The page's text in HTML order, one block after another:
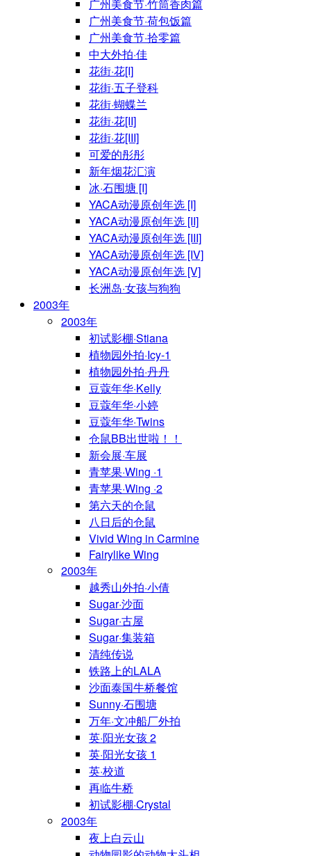
广州美食节·竹筒香肉篇
广州美食节·荷包饭篇
广州美食节·拾零篇
中大外拍·佳
花街·花[I]
花街·五子登科
花街·蝴蝶兰
花街·花[II]
花街·花[III]
可爱的彤彤
新年烟花汇演
冰·石围塘 [I]
YACA动漫原创年选 [I]
YACA动漫原创年选 [II]
YACA动漫原创年选 [III]
YACA动漫原创年选 [IV]
YACA动漫原创年选 [V]
长洲岛·女孩与狗狗
2003年
2003年
初试影棚·Stiana
植物园外拍·Icy-1
植物园外拍·丹丹
豆蔻年华·Kelly
豆蔻年华·小婷
豆蔻年华·Twins
仓鼠BB出世啦！！
新会展·车展
青苹果·Wing ·1
青苹果·Wing ·2
第六天的仓鼠
八日后的仓鼠
Vivid Wing in Carmine
Fairylike Wing
2003年
越秀山外拍·小倩
Sugar·沙面
Sugar·古屋
Sugar·集装箱
清纯传说
铁路上的LALA
沙面泰国牛桥餐馆
Sunny·石围塘
万年·文冲船厂外拍
英·阳光女孩 2
英·阳光女孩 1
英·校道
再临牛桥
初试影棚·Crystal
2003年
夜上白云山